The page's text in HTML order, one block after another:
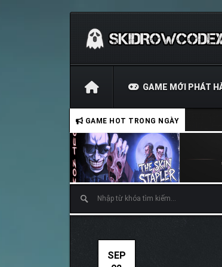
GAME MỚI PHÁT
GAME HOT TRONG NGÀY
SEP